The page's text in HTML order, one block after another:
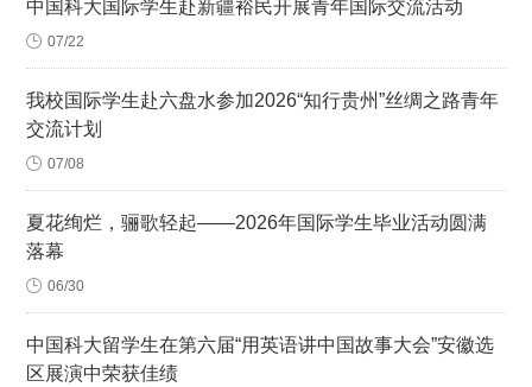
中国科大国际学生赴新疆裕民开展青年国际交流活动
07/22
我校国际学生赴六盘水参加2026“知行贵州”丝绸之路青年
交流计划
07/08
夏花绚烂，骊歌轻起——2026年国际学生毕业活动圆满
落幕
06/30
中国科大留学生在第六届“用英语讲中国故事大会”安徽选
区展演中荣获佳绩